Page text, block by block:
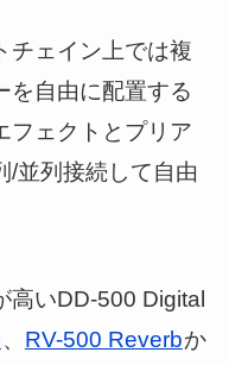
チェイン上では複
を自由に配置する
フェクトとプリア
/並列接続して自由
高いDD-500 Digital
、 RV-500 Reverbか